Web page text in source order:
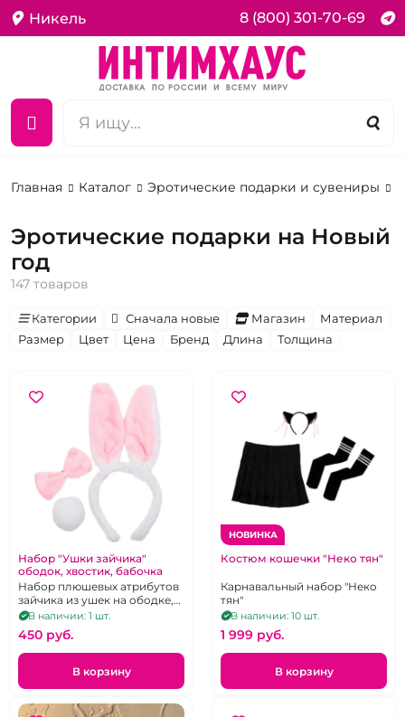
Никель 8 (800) 301-70-69
Главная Каталог Эротические подарки и сувениры
Эротические подарки на Новый
год
147 товаров
Категории Сначала новые Магазин
Материал
Размер
Цвет Цена Бренд Длина Толщина
Набор "Ушки зайчика"
ободок, хвостик, бабочка
Набор плюшевых атрибутов
зайчика из ушек на ободке,
хвостика и галстука-
бабочки, унисекс
В наличии: 1 шт.
450 pуб.
В корзину
НОВИНКА
Костюм кошечки "Неко тян"
Карнавальный набор "Неко
тян"
В наличии: 10 шт.
1 999 pуб.
В корзину